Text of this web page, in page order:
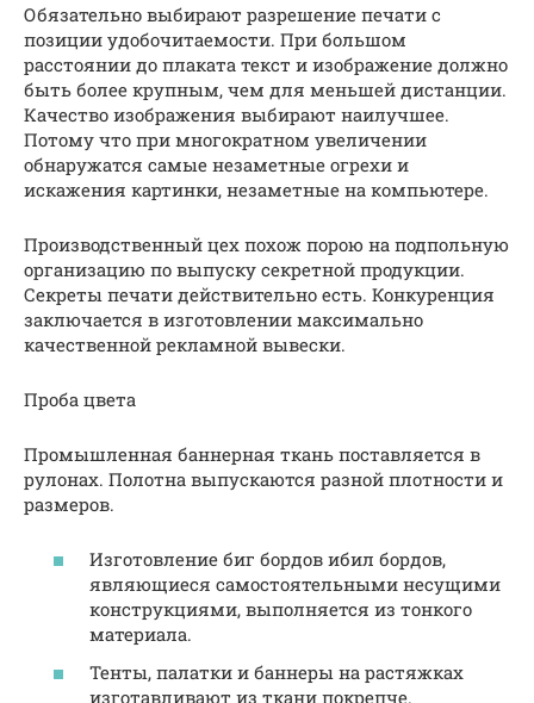
Обязательно выбирают разрешение печати с
позиции удобочитаемости. При большом
расстоянии до плаката текст и изображение должно
быть более крупным, чем для меньшей дистанции.
Качество изображения выбирают наилучшее.
Потому что при многократном увеличении
обнаружатся самые незаметные огрехи и
искажения картинки, незаметные на компьютере.
Производственный цех похож порою на подпольную
организацию по выпуску секретной продукции.
Секреты печати действительно есть. Конкуренция
заключается в изготовлении максимально
качественной рекламной вывески.
Проба цвета
Промышленная баннерная ткань поставляется в
рулонах. Полотна выпускаются разной плотности и
размеров.
Изготовление биг бордов ибил бордов,
являющиеся самостоятельными несущими
конструкциями, выполняется из тонкого
материала.
Тенты, палатки и баннеры на растяжках
изготавливают из ткани покрепче.